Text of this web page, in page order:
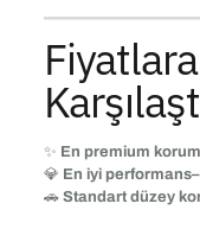
✨ En premium
💎 En iyi
🚗 Standart düzey